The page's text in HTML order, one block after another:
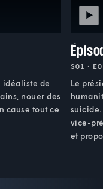
idéaliste de
nouer des
cause tout ce
S01 •
Le
vice-
et